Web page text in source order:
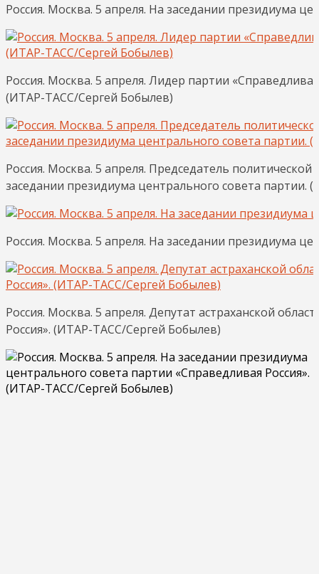
Россия. Москва. 5 апреля. На заседании президиума
Россия. Москва. 5 апреля. Лидер партии
(ИТАР-ТАСС/Сергей Бобылев)
Россия. Москва. 5 апреля. Председатель
заседании президиума центрального совета
Россия. Москва. 5 апреля. На заседании президиума
Россия. Москва. 5 апреля. Депутат астраханской
Россия». (ИТАР-ТАСС/Сергей Бобылев)